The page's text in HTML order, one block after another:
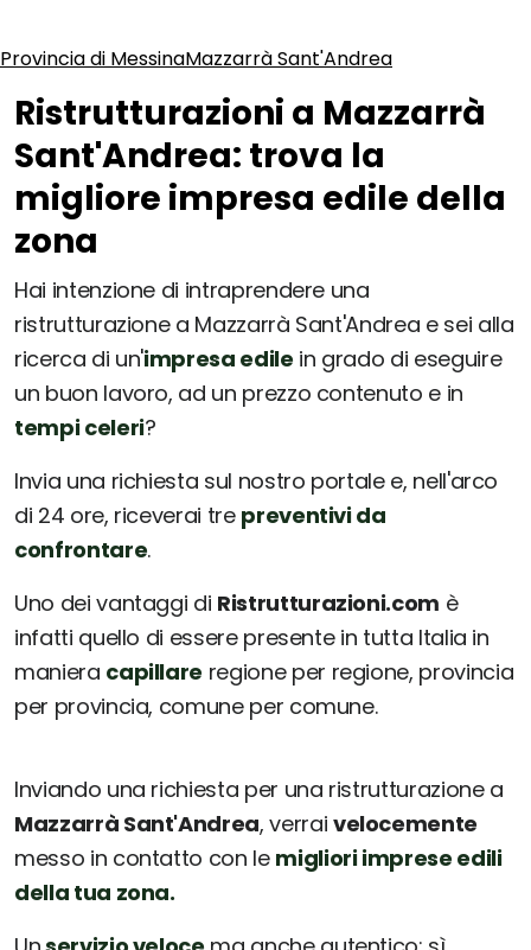
Provincia di MessinaMazzarrà Sant'Andrea
Ristrutturazioni a Mazzarrà
Sant'Andrea: trova la
migliore impresa edile della
zona
Hai intenzione di intraprendere una
ristrutturazione a Mazzarrà Sant'Andrea e sei alla
ricerca di un'impresa edile in grado di eseguire
un buon lavoro, ad un prezzo contenuto e in
tempi celeri?
Invia una richiesta sul nostro portale e, nell'arco
di 24 ore, riceverai tre preventivi da
confrontare.
Uno dei vantaggi di Ristrutturazioni.com è
infatti quello di essere presente in tutta Italia in
maniera capillare regione per regione, provincia
per provincia, comune per comune.
Inviando una richiesta per una ristrutturazione a
Mazzarrà Sant'Andrea, verrai velocemente
messo in contatto con le migliori imprese edili
della tua zona.